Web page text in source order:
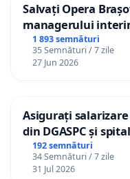
Salvați Opera
managerului
1 893 semnături
35 Semnături / 7 zile
27 Jun 2026
Asigurați
din DGASPC și
192 semnături
34 Semnături / 7 zile
31 Jul 2026